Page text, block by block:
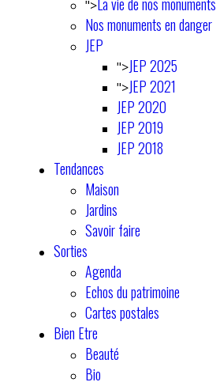
">
Nos monuments en danger
JEP
">JEP 2025
">JEP 2021
JEP 2020
JEP 2019
JEP 2018
Tendances
Maison
Jardins
Savoir faire
Sorties
Agenda
Echos du patrimoine
Cartes postales
Bien Etre
Beauté
Bio